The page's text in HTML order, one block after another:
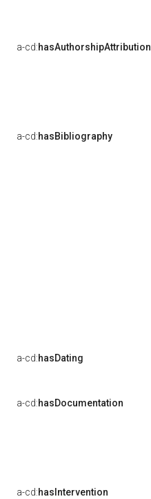
a-cd:hasAuthorshipAttribution
a-cd:hasBibliography
a-cd:hasDating
a-cd:hasDocumentation
a-cd:hasIntervention